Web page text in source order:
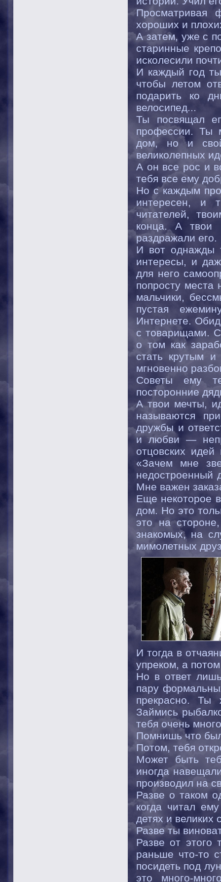
Просматривая
хороших и
А затем, уже с
старинные
исколесили
И каждый год
чтобы летом
подарить ко
велосипед...
Ты посвящал
профессии. Ты
дом, но и
великолепных
А он все рос и
тебя все ему
Но с каждым
интересен, и
читателей,
конца. А твои
раздражали его.
И вот однажды
интересы, и
для него
попросту места
мальчики,
пустая
Интернете.
с товарищами.
о том как
стать крутым и
мгновенно
Советы ему
посторонние
А твои мечты,
называются
дружбы и
и любви —
отцовских
«Зачем мне
недостроенный
Мне важен
Еще некоторое
дом. Но это
это на
знакомых, на
мимолетных
И тогда в
упреком, а
Но в ответ
пару
прекрасно.
Займись
тебя очень
Помнишь что
Потом, тебя
Может быть
иногда
производил на
Разве о таком
когда читал
детях и великих
Разве ты
Разве от этого
раньше что-то
посидеть под
это много-